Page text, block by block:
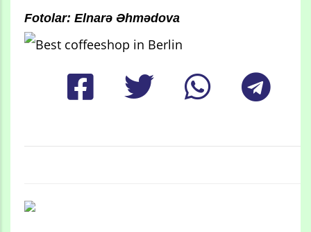
Fotolar: Elnarə Əhmədova